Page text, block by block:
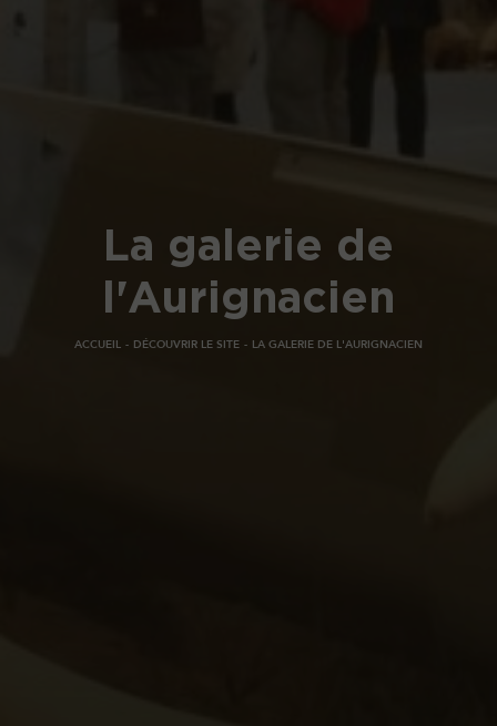
La galerie de
l'Aurignacien
ACCUEIL DÉCOUVRIR LE SITE LA GALERIE DE L'AURIGNACIEN